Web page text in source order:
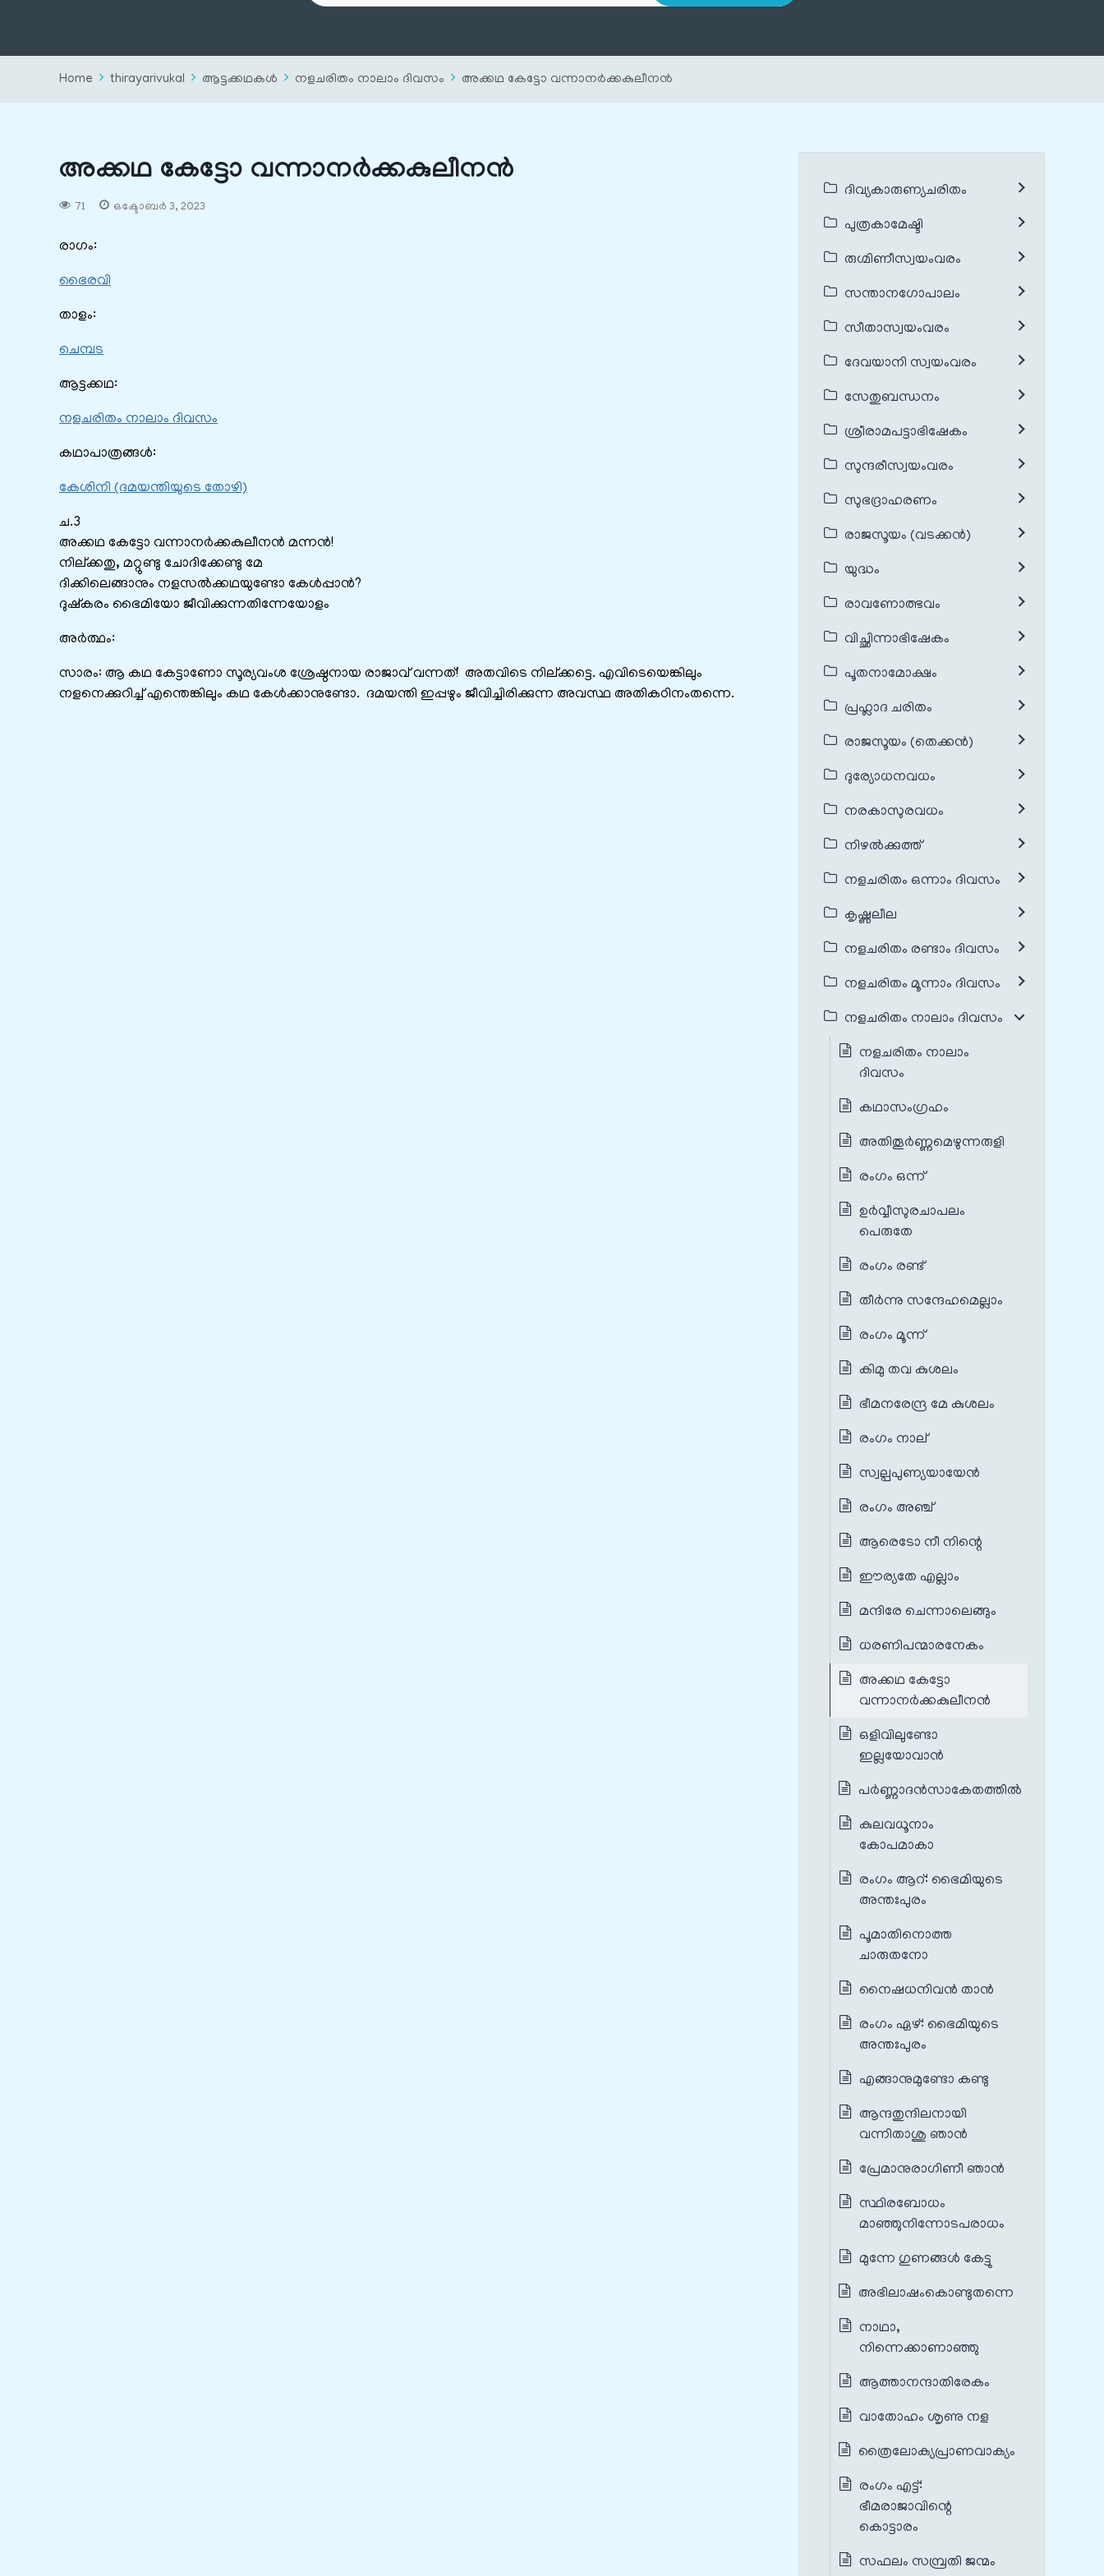
Home thirayarivukal ആട്ടക്കഥകൾ നളചരിതം നാലാം ദിവസം അക്കഥ കേട്ടോ വന്നാനർക്കകുലീനൻ
അക്കഥ കേട്ടോ വന്നാനർക്കകുലീനൻ
71 ഒക്ടോബർ 3, 2023
രാഗം:
ഭൈരവി
താളം:
ചെമ്പട
ആട്ടക്കഥ:
നളചരിതം നാലാം ദിവസം
കഥാപാത്രങ്ങൾ:
കേശിനി (ദമയന്തിയുടെ തോഴി)
ച.3
അക്കഥ കേട്ടോ വന്നാനർക്കകുലീനൻ മന്നൻ!
നില്ക്കതു, മറ്റുണ്ടു ചോദിക്കേണ്ടു മേ
ദിക്കിലെങ്ങാനും നളസൽ‌ക്കഥയുണ്ടോ കേൾപ്പാൻ?
ദുഷ്കരം ഭൈമിയോ ജീവിക്കുന്നതിന്നേയോളം
അർത്ഥം:
സാരം: ആ കഥ കേട്ടാണോ സൂര്യവംശ ശ്രേഷ്ഠനായ രാജാവ്‌ വന്നത്‌! അതവിടെ നില്ക്കട്ടെ. എവിടെയെങ്കിലും
നളനെക്കുറിച്ച്‌ എന്തെങ്കിലും കഥ കേൾക്കാനുണ്ടോ. ദമയന്തി ഇപ്പഴും ജീവിച്ചിരിക്കുന്ന അവസ്ഥ അതികഠിനംതന്നെ.
ദിവ്യകാരുണ്യചരിതം
പുത്രകാമേഷ്ടി
രുഗ്മിണീസ്വയംവരം
സന്താനഗോപാലം
സീതാസ്വയംവരം
ദേവയാനി സ്വയംവരം
സേതുബന്ധനം
ശ്രീരാമപട്ടാഭിഷേകം
സുന്ദരീസ്വയംവരം
സുഭദ്രാഹരണം
രാജസൂയം (വടക്കൻ)
യുദ്ധം
രാവണോത്ഭവം
വിച്ഛിന്നാഭിഷേകം
പൂതനാമോക്ഷം
പ്രഹ്ലാദ ചരിതം
രാജസൂയം (തെക്കൻ)
ദുര്യോധനവധം
നരകാസുരവധം
നിഴൽക്കുത്ത്
നളചരിതം ഒന്നാം ദിവസം
കൃഷ്ണലീല
നളചരിതം രണ്ടാം ദിവസം
നളചരിതം മൂന്നാം ദിവസം
നളചരിതം നാലാം ദിവസം
നളചരിതം നാലാം
ദിവസം
കഥാസംഗ്രഹം
അതിതൂർണ്ണമെഴുന്നരുളി
രംഗം ഒന്ന്
ഉർവ്വീസുരചാപലം
പെരുതേ
രംഗം രണ്ട്
തീർന്നു സന്ദേഹമെല്ലാം
രംഗം മൂന്ന്
കിമു തവ കുശലം
ഭീമനരേന്ദ്ര മേ കുശലം
രംഗം നാല്
സ്വല്പപുണ്യയായേൻ
രംഗം അഞ്ച്
ആരെടോ നീ നിന്റെ
ഈര്യതേ എല്ലാം
മന്ദിരേ ചെന്നാലെങ്ങും
ധരണിപന്മാരനേകം
അക്കഥ കേട്ടോ
വന്നാനർക്കകുലീനൻ
ഒളിവിലുണ്ടോ
ഇല്ലയോവാൻ
പർണ്ണാദൻസാകേതത്തിൽ
കുലവധൂനാം
കോപമാകാ
രംഗം ആറ്: ഭൈമിയുടെ
അന്തഃപുരം
പൂമാതിനൊത്ത
ചാരുതനോ
നൈഷധനിവൻ താൻ
രംഗം ഏഴ്: ഭൈമിയുടെ
അന്തഃപുരം
എങ്ങാനുമുണ്ടോ കണ്ടു
ആന്ദതുന്ദിലനായി
വന്നിതാശു ഞാൻ
പ്രേമാനുരാഗിണീ ഞാൻ
സ്ഥിരബോധം
മാഞ്ഞുനിന്നോടപരാധം
മുന്നേ ഗുണങ്ങൾ കേട്ടു
അഭിലാഷംകൊണ്ടുതന്നെ
നാഥാ,
നിന്നെക്കാണാഞ്ഞു
ആത്താനന്ദാതിരേകം
വാതോഹം ശൃണു നള
ത്രൈലോക്യപ്രാണവാക്യം
രംഗം എട്ട്:
ഭീമരാജാവിന്റെ
കൊട്ടാരം
സഫലം സമ്പ്രതി ജന്മം